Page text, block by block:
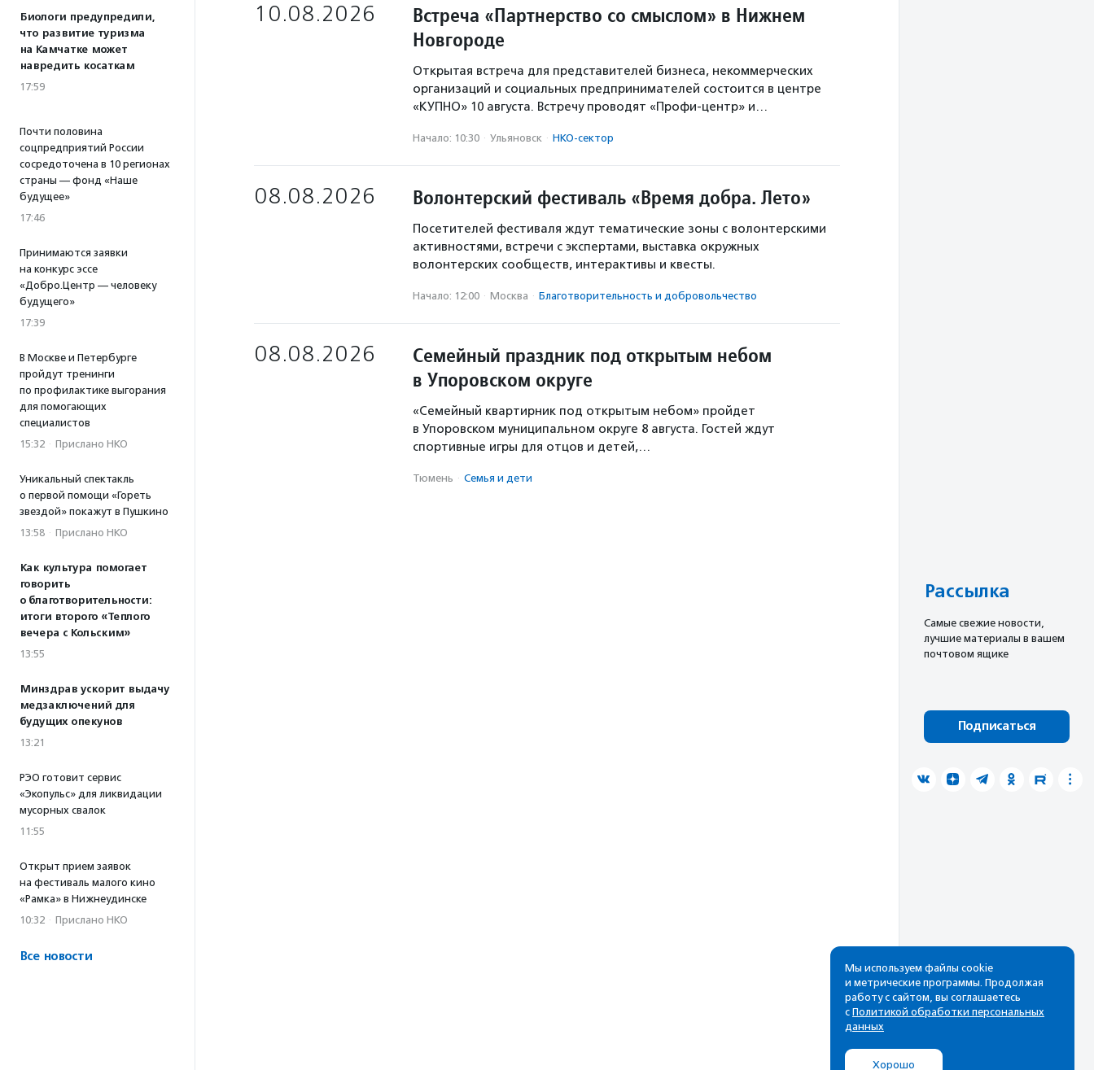
Биологи предупредили,
что развитие туризма
на Камчатке может
навредить косаткам
17:59
Почти половина
соцпредприятий России
сосредоточена в 10 регионах
страны — фонд «Наше
будущее»
17:46
Принимаются заявки
на конкурс эссе
«Добро.Центр — человеку
будущего»
17:39
В Москве и Петербурге
пройдут тренинги
по профилактике выгорания
для помогающих
специалистов
15:32 · Прислано НКО
Уникальный спектакль
о первой помощи «Гореть
звездой» покажут в Пушкино
13:58 · Прислано НКО
Как культура помогает
говорить
о благотворительности:
итоги второго «Теплого
вечера с Кольским»
13:55
Минздрав ускорит выдачу
медзаключений для
будущих опекунов
13:21
РЭО готовит сервис
«Экопульс» для ликвидации
мусорных свалок
11:55
Открыт прием заявок
на фестиваль малого кино
«Рамка» в Нижнеудинске
10:32 · Прислано НКО
Все новости
10.08.2026
Встреча «Партнерство со смыслом» в Нижнем
Новгороде
Открытая встреча для представителей бизнеса, некоммерческих
организаций и социальных предпринимателей состоится в центре
«КУПНО» 10 августа. Встречу проводят «Профи-центр» и…
Начало: 10:30 · Ульяновск · НКО-сектор
08.08.2026 Волонтерский фестиваль «Время добра. Лето»
Посетителей фестиваля ждут тематические зоны с волонтерскими
активностями, встречи с экспертами, выставка окружных
волонтерских сообществ, интерактивы и квесты.
Начало: 12:00 · Москва · Благотвори­тель­ность и доброволь­чест­во
08.08.2026
Семейный праздник под открытым небом
в Упоровском округе
«Семейный квартирник под открытым небом» пройдет
в Упоровском муниципальном округе 8 августа. Гостей ждут
спортивные игры для отцов и детей,…
Тюмень · Семья и дети
Рассылка
Cамые свежие новости,
лучшие материалы в вашем
почтовом ящике
Подписаться
Мы используем файлы cookie
и метрические программы. Продолжая
работу с сайтом, вы соглашаетесь
с Политикой обработки персональных
данных
Хорошо